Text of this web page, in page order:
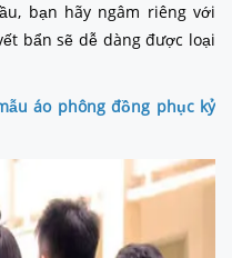
bạn hãy ngâm riêng với
bẩn sẽ dễ dàng được loại
áo phông đồng phục kỷ